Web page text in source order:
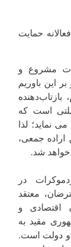
حمایت
مشروع و
باوریم
است که
لذا
جمعی،
شد.
در
معتقد
و
مقید به
دولت است.